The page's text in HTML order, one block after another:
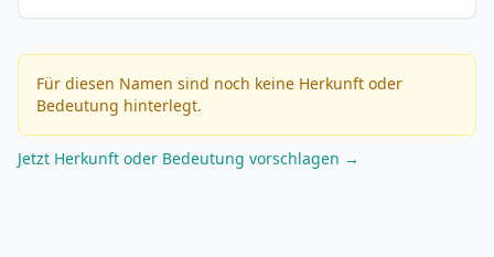
Für diesen Namen sind noch keine Herkunft oder
Bedeutung hinterlegt.
Jetzt Herkunft oder Bedeutung vorschlagen →